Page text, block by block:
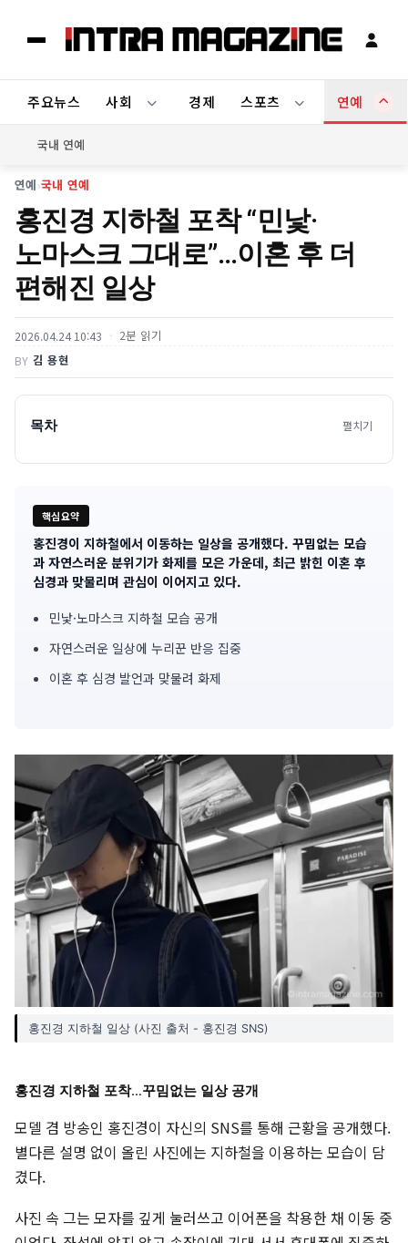
주요뉴스 사회 경제 스포츠 연예
국내 연예
연예›국내 연예
홍진경 지하철 포착 “민낯·
노마스크 그대로”…이혼 후 더
편해진 일상
2026.04.24 10:43 2분 읽기
BY 김 용현
목차 펼치기
핵심요약
기
사
핵
심
홍진경이 지하철에서 이동하는 일상을 공개했다. 꾸밈없는 모습
과 자연스러운 분위기가 화제를 모은 가운데, 최근 밝힌 이혼 후
심경과 맞물리며 관심이 이어지고 있다.
민낯·노마스크 지하철 모습 공개
자연스러운 일상에 누리꾼 반응 집중
이혼 후 심경 발언과 맞물려 화제
홍진경 지하철 일상 (사진 출처 - 홍진경 SNS)
홍진경 지하철 포착…꾸밈없는 일상 공개
모델 겸 방송인 홍진경이 자신의 SNS를 통해 근황을 공개했다.
별다른 설명 없이 올린 사진에는 지하철을 이용하는 모습이 담
겼다.
사진 속 그는 모자를 깊게 눌러쓰고 이어폰을 착용한 채 이동 중